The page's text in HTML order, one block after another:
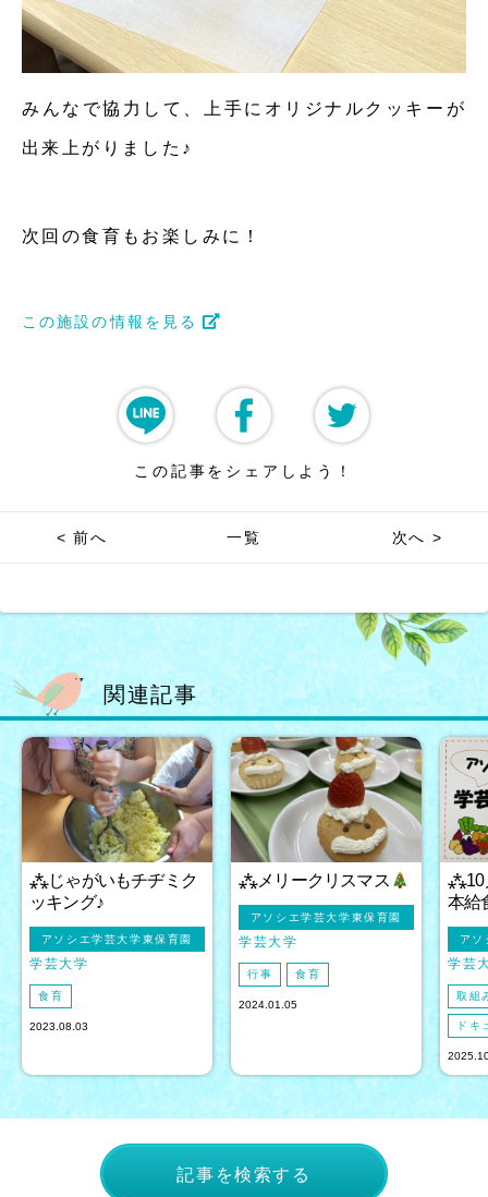
みんなで協力して、上手にオリジナルクッキーが
出来上がりました♪
次回の食育もお楽しみに！
この施設の情報を見る
この記事をシェアしよう！
< 前へ 一覧 次へ >
関連記事
⁂じゃがいもチヂミク
ッキング♪
アソシエ学芸大学東保育園
学芸大学
食育
2023.08.03
⁂メリークリスマス
アソシエ学芸大学東保育園
学芸大学
行事 食育
2024.01.05
⁂10
本給
アソ
学芸
取組
ドキ
記事を検索する